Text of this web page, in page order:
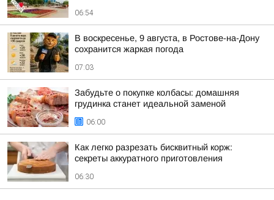
06:54
В воскресенье, 9 августа, в Ростове-на-Дону
сохранится жаркая погода
07:03
Забудьте о покупке колбасы: домашняя
грудинка станет идеальной заменой
06:00
Как легко разрезать бисквитный корж:
секреты аккуратного приготовления
06:30